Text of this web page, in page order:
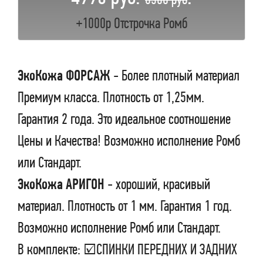
+1000р Отстрочка Ромб
ЭкоКожа ФОРСАЖ - Более плотный материал
Премиум класса. Плотность от 1,25мм.
Гарантия 2 года. Это идеальное соотношение
Цены и Качества! Возможно исполнение Ромб
или Стандарт.
ЭкоКожа АРИГОН - хороший, красивый
материал. Плотность от 1 мм. Гарантия 1 год.
Возможно исполнение Ромб или Стандарт.
В комплекте: ☑СПИНКИ ПЕРЕДНИХ И ЗАДНИХ